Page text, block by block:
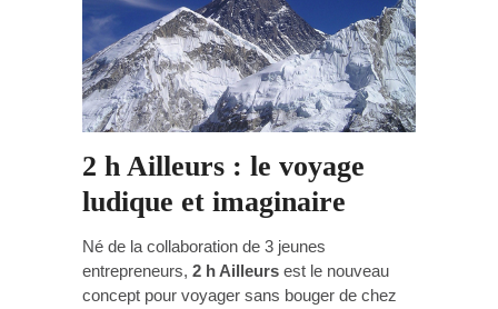
2 h Ailleurs : le voyage
ludique et imaginaire
Né de la collaboration de 3 jeunes
entrepreneurs, 2 h Ailleurs est le nouveau
concept pour voyager sans bouger de chez